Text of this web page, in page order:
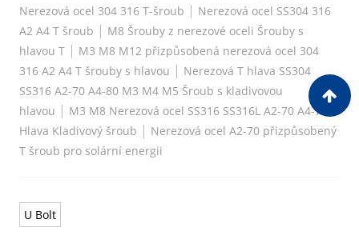
Nerezová ocel 304 316 T-šroub | Nerezová ocel SS304 316
A2 A4 T šroub | M8 Šrouby z nerezové oceli Šrouby s
hlavou T| M3 M8 M12 přizpůsobená nerezová ocel 304
316 A2 A4 T šrouby s hlavou | Nerezová T hlava SS304
SS316 A2-70 A4-80 M3 M4 M5 Šroub s kladivovou
hlavou | M3 M8 Nerezová ocel SS316 SS316L A2-70 A4-70 T
Hlava Kladivový šroub | Nerezová ocel A2-70 přizpůsobený
T šroub pro solární energii
U Bolt